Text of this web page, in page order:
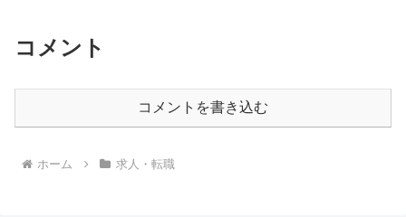
コメント
コメントを書き込む
ホーム 求人・転職